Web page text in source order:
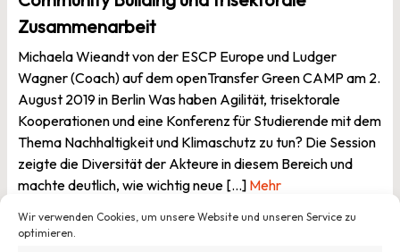
Wir verwenden Cookies, um unsere Website und unseren Service zu
optimieren.
Zusammenarbeit
Michaela Wieandt von der ESCP Europe und Ludger
Wagner (Coach) auf dem openTransfer Green CAMP am 2.
August 2019 in Berlin Was haben Agilität, trisektorale
Kooperationen und eine Konferenz für Studierende mit dem
Thema Nachhaltigkeit und Klimaschutz zu tun? Die Session
zeigte die Diversität der Akteure in diesem Bereich und
machte deutlich, wie wichtig neue […] Mehr
Veröffentlicht in